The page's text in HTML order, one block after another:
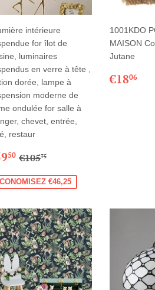
intérieure
for îlot de
luminaires
en verre à tête ,
dorée, lampe à
moderne de
ondulée for salle à
chevet, entrée,
restaur
50 €59,50
PRIX RÉGULIER
€10575
€46,25
1001KDO
MAISON
Jutane
PRIX
€1806